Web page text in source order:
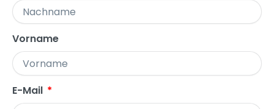
Vorname
E-Mail